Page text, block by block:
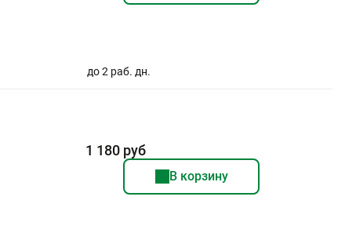
до 2 раб. дн.
1 180 руб
В корзину